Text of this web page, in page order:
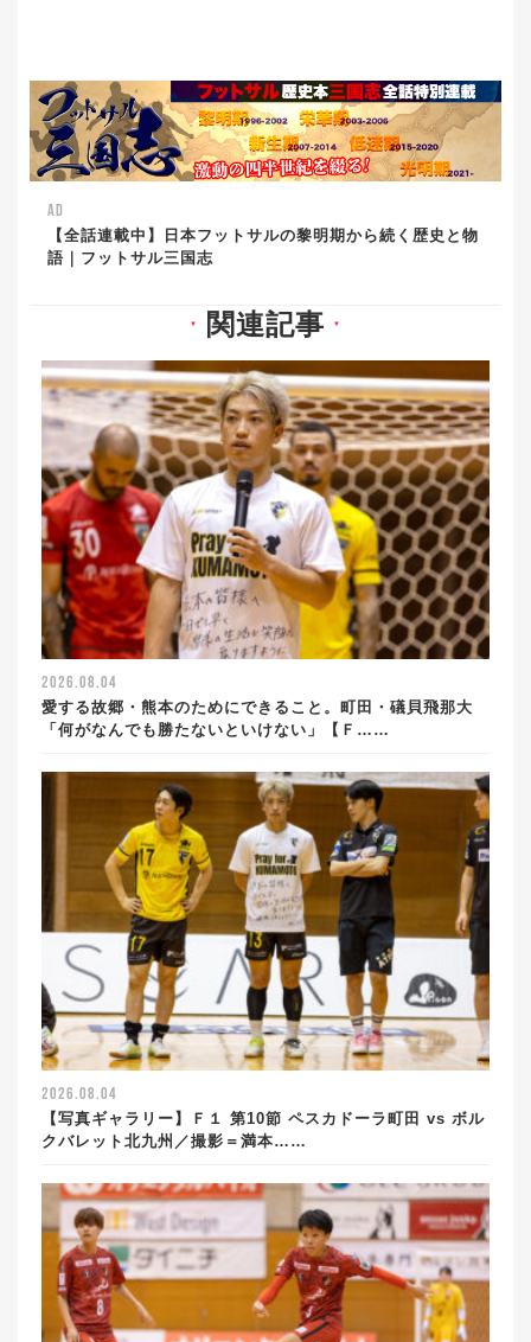
AD
【全話連載中】日本フットサルの黎明期から続く歴史と物
語｜フットサル三国志
▼ 関連記事 ▼
2026.08.04
愛する故郷・熊本のためにできること。町田・礒貝飛那大
「何がなんでも勝たないといけない」【Ｆ……
2026.08.04
【写真ギャラリー】Ｆ１ 第10節 ペスカドーラ町田 vs ボル
クバレット北九州／撮影＝満本……